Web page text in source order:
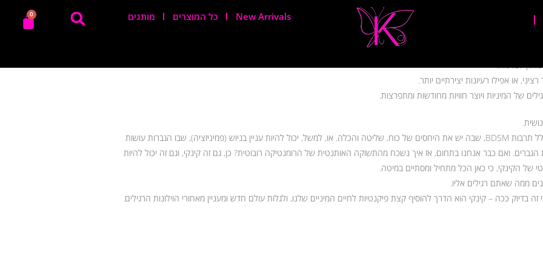
New Arrivals כל המוצרים מותגים 0
בנוח, כי אני מוביל אתכם לסיור בעולם המיניות המרתק וקצת חריף של קינקיות.
כשאתם מוסיפים קצת פלפל לתפוח אדמה, כאן נוסף תת-תחום של מיניות כתבלין שקצת יותר מאתגר את המוח והגוף.
לנורמה.
או אפילו רעיונות יצירתיים יותר.
של המיניות ויוצר חוויות מחודשות ומתפרצות.
זה כולל התעסקות בתת-תחום של מיניות, כולל תרבות BDSM, שבה יש את היחסים של כוח, שליטה והכלה. או, למשל, יכול להיות עניין בניוש (פמיניזציה), שבו הגברות עושות
ואם כבר אנחנו בתחום, אז איך נשכח מהתשוקה האותנטית של הרומנטיקה רובוטית? כן, גם זה קינקי, וגם זה יכול להיות
של הקינקי, כי כאן הכל מתחיל ומסתיים במיטה.
ממה שאתם רגילים אליו.
ככה – קינקי הוא הדרך להוסיף קצת פיקנטיות לחיים המיניים שלנו, ולגלות עולם חדש ומעניין מאחורי הוילונות הרגילים.